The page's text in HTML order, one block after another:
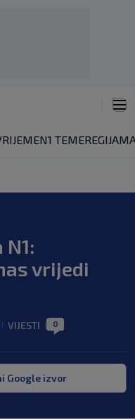
N1 TEMEREGIJA
vrijedi
VIJESTI 0
Google izvor